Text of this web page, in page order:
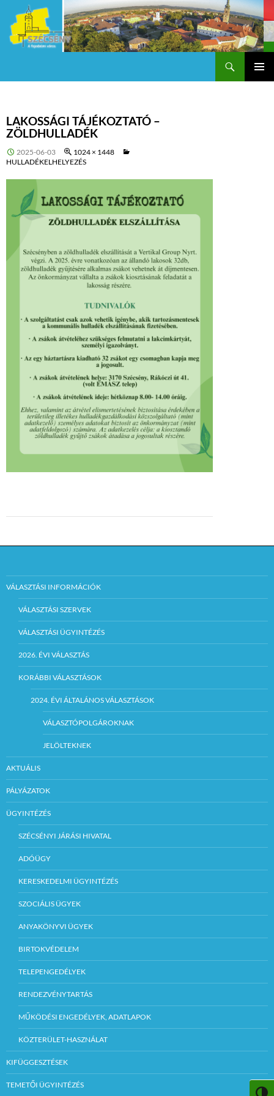
LAKOSSÁGI TÁJÉKOZTATÓ –
ZÖLDHULLADÉK
2025-06-03
1024 × 1448
HULLADÉKELHELYEZÉS
VÁLASZTÁSI INFORMÁCIÓK
VÁLASZTÁSI SZERVEK
VÁLASZTÁSI ÜGYINTÉZÉS
2026. ÉVI VÁLASZTÁS
KORÁBBI VÁLASZTÁSOK
2024. ÉVI ÁLTALÁNOS VÁLASZTÁSOK
VÁLASZTÓPOLGÁROKNAK
JELÖLTEKNEK
AKTUÁLIS
PÁLYÁZATOK
ÜGYINTÉZÉS
SZÉCSÉNYI JÁRÁSI HIVATAL
ADÓÜGY
KERESKEDELMI ÜGYINTÉZÉS
SZOCIÁLIS ÜGYEK
ANYAKÖNYVI ÜGYEK
BIRTOKVÉDELEM
TELEPENGEDÉLYEK
RENDEZVÉNYTARTÁS
MŰKÖDÉSI ENGEDÉLYEK, ADATLAPOK
KÖZTERÜLET-HASZNÁLAT
KIFÜGGESZTÉSEK
TEMETŐI ÜGYINTÉZÉS